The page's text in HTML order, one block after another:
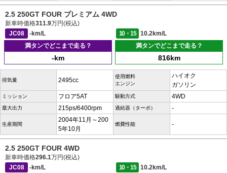
2.5 250GT FOUR プレミアム 4WD
新車時価格311.9万円(税込)
JC08
-km/L 10・15
10.2km/L
満タンでどこまで走る？
-km
満タンでどこまで走る？
816km
排気量 2495cc
使用燃料
エンジン
ハイオク
ガソリン
ミッション フロア5AT 駆動方式 4WD
最大出力 215ps/6400rpm 過給器（ターボ） -
生産期間
2004年11月～200
5年10月
燃費性能 -
2.5 250GT FOUR 4WD
新車時価格296.1万円(税込)
JC08
-km/L 10・15
10.2km/L